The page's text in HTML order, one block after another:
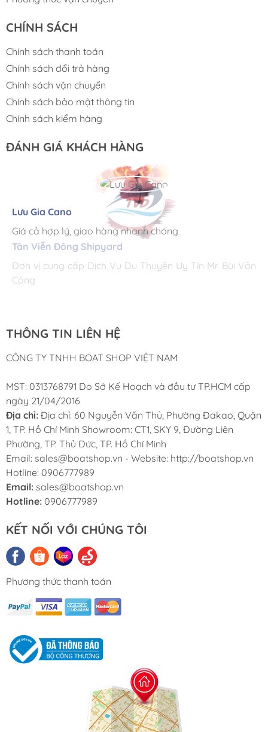
CHÍNH SÁCH
Chính sách thanh toán
Chính sách đổi trả hàng
Chính sách vận chuyển
Chính sách bảo mật thông tin
Chính sách kiểm hàng
ĐÁNH GIÁ KHÁCH HÀNG
Tân Viễn Đông Shipyard
Đơn vị cung cấp Dịch Vụ Du Thuyền Uy Tín Mr. Bùi Văn
Công
Cung ứng sản phẩm nhanh chóng chuyên nghiệp
Chúng tôi có thể mua những sản phẩm tốt ngay tại Việt
Lưu Gia Cano
Giá cả hợp lý, giao hàng nhanh chóng
THÔNG TIN LIÊN HỆ
CÔNG TY TNHH BOAT SHOP VIỆT NAM
MST: 0313768791 Do Sở Kế Hoạch và đầu tư TP.HCM cấp
ngày 21/04/2016
Địa chỉ: Địa chỉ: 60 Nguyễn Văn Thủ, Phường Đakao, Quận
1, TP. Hồ Chí Minh Showroom: CT1, SKY 9, Đường Liên
Phường, TP. Thủ Đức, TP. Hồ Chí Minh
Email: sales@boatshop.vn - Website: http://boatshop.vn
Hotline: 0906777989
Email: sales@boatshop.vn
Hotline: 0906777989
KẾT NỐI VỚI CHÚNG TÔI
Phương thức thanh toán